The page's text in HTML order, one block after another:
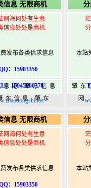
港
信息 无限商机
网海何处有生意
信息处处是商机
发布各类供求信息
：15903350
：15945066378
息港,肇东信息
东信息,肇东
本站
肇东
网
港
信息 无限商机
网海何处有生意
信息处处是商机
发布各类供求信息
：15903350
本站